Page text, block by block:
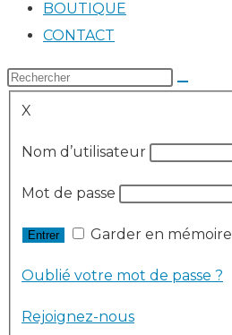
BOUTIQUE
CONTACT
X
Nom d’utilisateur
Mot de passe
Garder en mémoire
Oublié votre mot de passe ?
Rejoignez-nous